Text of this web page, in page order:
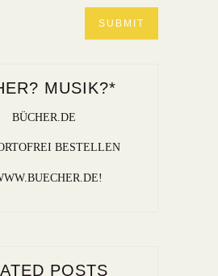
MUSIK?*
BESTELLEN
POSTS